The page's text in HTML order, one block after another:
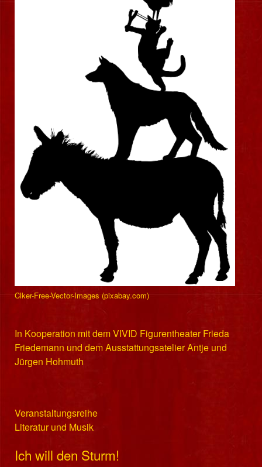
Clker-Free-Vector-Images (pixabay.com)
In Kooperation mit dem VIVID Figurentheater Frieda
Friedemann und dem Ausstattungsatelier Antje und
Jürgen Hohmuth
Veranstaltungsreihe
Literatur und Musik
Ich will den Sturm!